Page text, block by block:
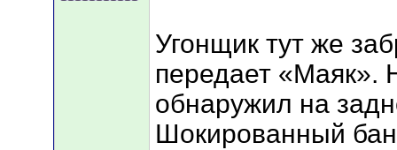
Угонщик тут же
передает «Маяк».
обнаружил на
Шокированный